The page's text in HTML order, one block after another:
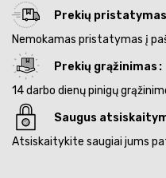
Prekių pristatymas
Nemokamas pristatymas į
Prekių grąžinimas
14 darbo dienų pinigų
Saugus
Atsiskaitykite saugiai jums